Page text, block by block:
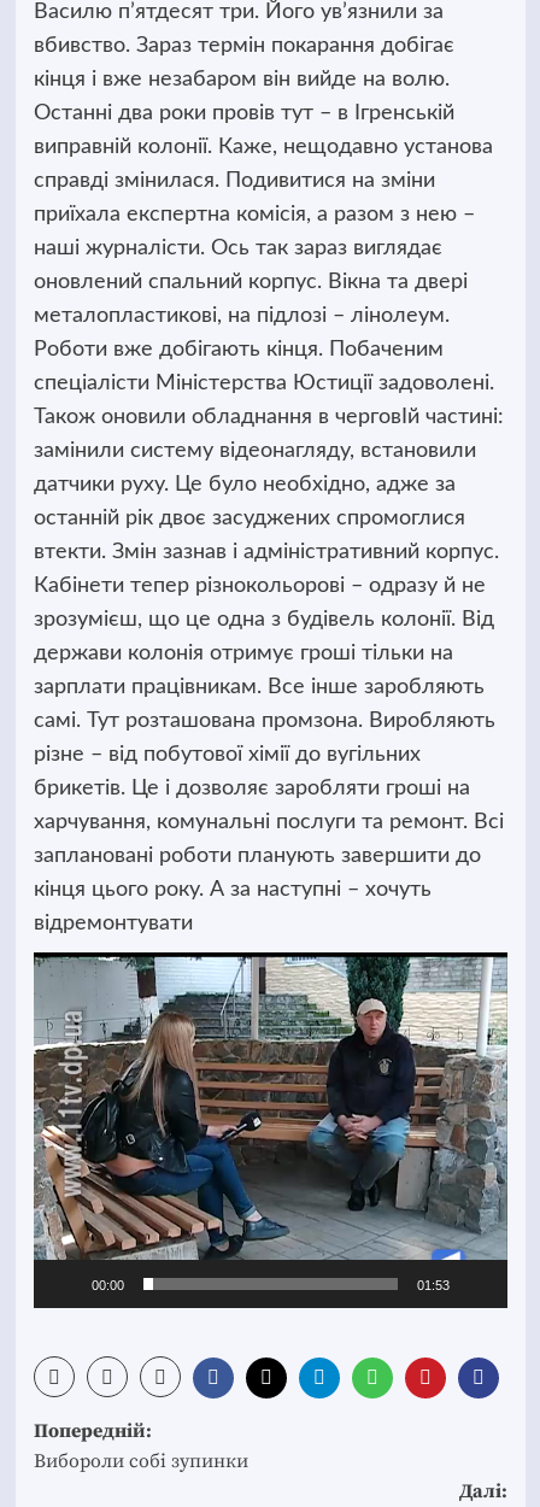
Василю п’ятдесят три. Його ув’язнили за
вбивство. Зараз термін покарання добігає
кінця і вже незабаром він вийде на волю.
Останні два роки провів тут – в Ігренській
виправній колонії. Каже, нещодавно установа
справді змінилася. Подивитися на зміни
приїхала експертна комісія, а разом з нею –
наші журналісти. Ось так зараз виглядає
оновлений спальний корпус. Вікна та двері
металопластикові, на підлозі – лінолеум.
Роботи вже добігають кінця. Побаченим
спеціалісти Міністерства Юстиції задоволені.
Також оновили обладнання в черговІй частині:
замінили систему відеонагляду, встановили
датчики руху. Це було необхідно, адже за
останній рік двоє засуджених спромоглися
втекти. Змін зазнав і адміністративний корпус.
Кабінети тепер різнокольорові – одразу й не
зрозумієш, що це одна з будівель колонії. Від
держави колонія отримує гроші тільки на
зарплати працівникам. Все інше заробляють
самі. Тут розташована промзона. Виробляють
різне – від побутової хімії до вугільних
брикетів. Це і дозволяє заробляти гроші на
харчування, комунальні послуги та ремонт. Всі
заплановані роботи планують завершити до
кінця цього року. А за наступні – хочуть
відремонтувати
Відеопрогравач
00:00 01:53
Post
navigation
Попередній:
Вибороли собі зупинки
Далі: